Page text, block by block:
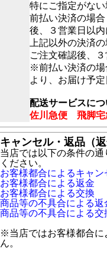
特にご指定がない
前払い決済の場
後、３営業日以内
上記以外の決済
ご注文確認後、
※前払い決済の場
より、お届け予
配送サービスにつ
佐川急便 飛脚宅
キャンセル・返品（
当店では以下の条件の
ください。
お客様都合によるキャン
お客様都合による返金
お客様都合による交換
商品等の不具合による返
商品等の不具合による交
※当店ではお客様都合に
ん。